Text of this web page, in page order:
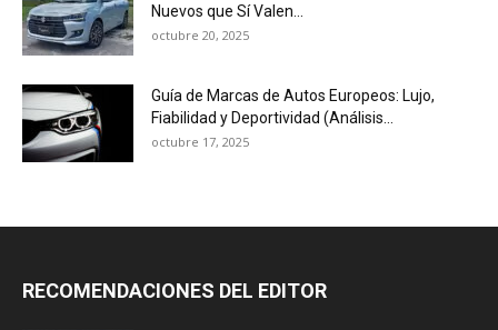
Nuevos que Sí Valen...
octubre 20, 2025
Guía de Marcas de Autos Europeos: Lujo,
Fiabilidad y Deportividad (Análisis...
octubre 17, 2025
RECOMENDACIONES DEL EDITOR